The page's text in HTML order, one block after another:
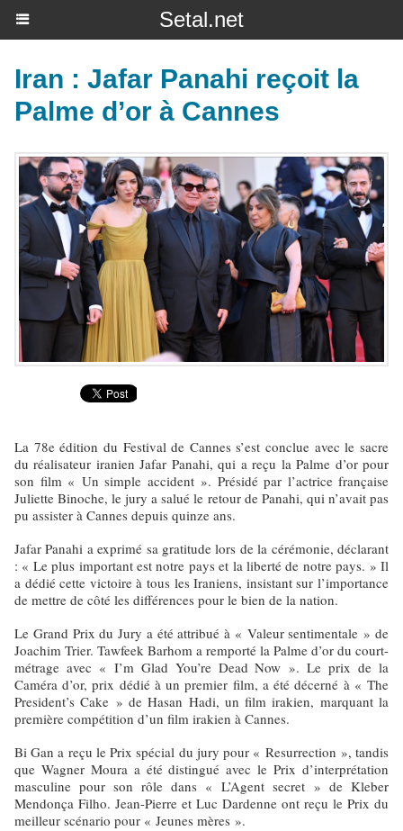
Setal.net
Iran : Jafar Panahi reçoit la
Palme d’or à Cannes
La 78e édition du Festival de Cannes s’est conclue avec le sacre
du réalisateur iranien Jafar Panahi, qui a reçu la Palme d’or pour
son film « Un simple accident ». Présidé par l’actrice française
Juliette Binoche, le jury a salué le retour de Panahi, qui n’avait pas
pu assister à Cannes depuis quinze ans.
Jafar Panahi a exprimé sa gratitude lors de la cérémonie, déclarant
: « Le plus important est notre pays et la liberté de notre pays. » Il
a dédié cette victoire à tous les Iraniens, insistant sur l’importance
de mettre de côté les différences pour le bien de la nation.
Le Grand Prix du Jury a été attribué à « Valeur sentimentale » de
Joachim Trier. Tawfeek Barhom a remporté la Palme d’or du court-
métrage avec « I’m Glad You’re Dead Now ». Le prix de la
Caméra d’or, prix dédié à un premier film, a été décerné à « The
President’s Cake » de Hasan Hadi, un film irakien, marquant la
première compétition d’un film irakien à Cannes.
Bi Gan a reçu le Prix spécial du jury pour « Resurrection », tandis
que Wagner Moura a été distingué avec le Prix d’interprétation
masculine pour son rôle dans « L’Agent secret » de Kleber
Mendonça Filho. Jean-Pierre et Luc Dardenne ont reçu le Prix du
meilleur scénario pour « Jeunes mères ».